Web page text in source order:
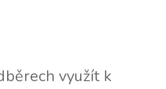
využít k